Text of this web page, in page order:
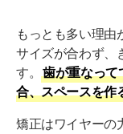
Q. 抜歯矯正と
か？
Q. 非抜歯でマ
必要になるこ
もっとも多い理由
サイズが合わず、
す。
歯が重なって
合、スペースを作
矯正はワイヤーの